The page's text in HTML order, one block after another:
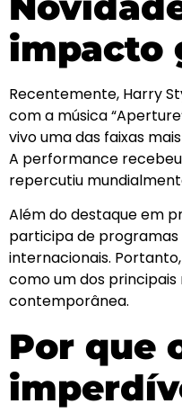
impacto
Recentemente, Harry
com a música
vivo uma das faixas
A performance
repercutiu
Além do destaque em
participa de programas
internacionais.
como um dos
contemporânea.
Por que